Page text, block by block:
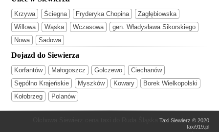
Krzywa Ściegna Fryderyka Chopina
Zagłębiowska
Willowa
Wąska Wczasowa
gen. Władysława Sikorskiego
Nowa
Sadowa
Dojazd do Siewierza
Korfantów Małogoszcz Golczewo
Ciechanów
Sępólno Krajeńskie
Myszków Kowary
Borek Wielkopolski
Kołobrzeg
Polanów
Taxi Siewierz © 2020
taxi919.pl